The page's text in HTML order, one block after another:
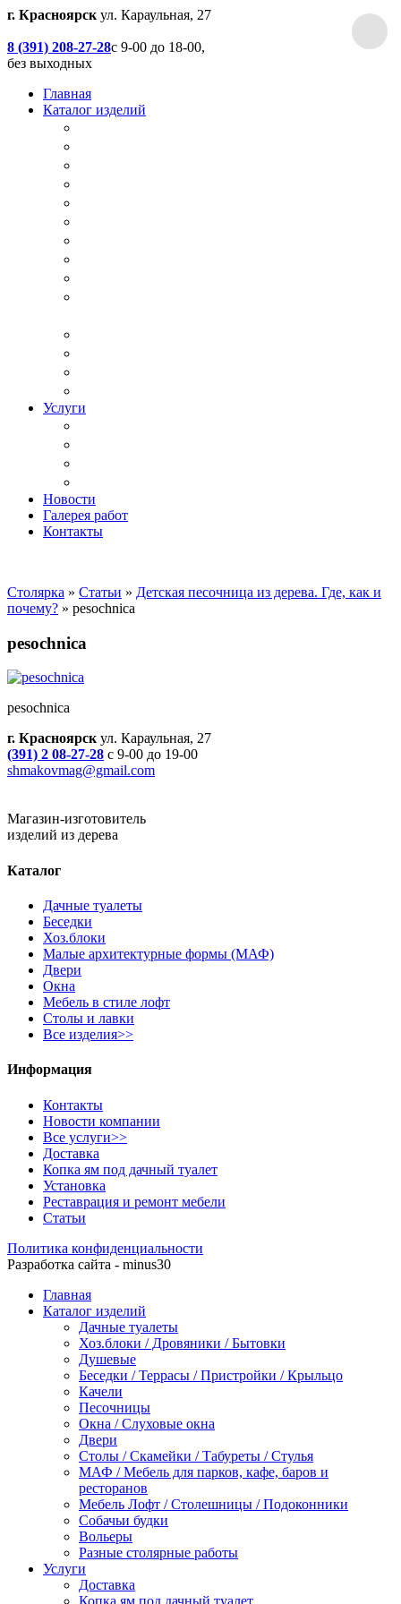
г. Красноярск ул. Караульная, 27
8 (391) 208-27-28с 9-00 до 18-00,
без выходных
Главная
Каталог изделий
Услуги
Новости
Галерея работ
Контакты
Столярка » Статьи » Детская песочница из дерева. Где, как и
почему? » pesochnica
pesochnica
pesochnica
г. Красноярскул. Караульная, 27
(391) 2 08-27-28 с 9-00 до 19-00
shmakovmag@gmail.com
Магазин-изготовитель
изделий из дерева
Каталог
Дачные туалеты
Беседки
Хоз.блоки
Малые архитектурные формы (МАФ)
Двери
Окна
Мебель в стиле лофт
Столы и лавки
Все изделия>>
Информация
Контакты
Новости компании
Все услуги>>
Доставка
Копка ям под дачный туалет
Установка
Реставрация и ремонт мебели
Статьи
Политика конфиденциальности
Разработка сайта - minus30
Главная
Каталог изделий
Дачные туалеты
Хоз.блоки / Дровяники / Бытовки
Душевые
Беседки / Террасы / Пристройки / Крыльцо
Качели
Песочницы
Окна / Слуховые окна
Двери
Столы / Скамейки / Табуреты / Стулья
МАФ / Мебель для парков, кафе, баров и
ресторанов
Мебель Лофт / Столешницы / Подоконники
Собачьи будки
Вольеры
Разные столярные работы
Услуги
Доставка
Копка ям под дачный туалет